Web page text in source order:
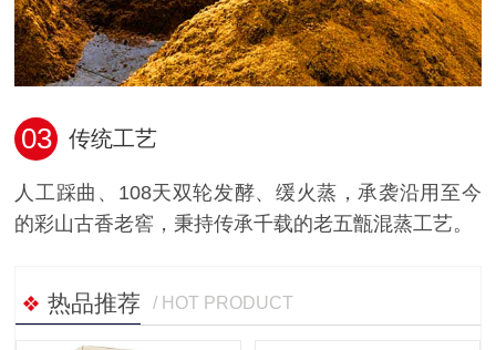
03 传统工艺
人工踩曲、108天双轮发酵、缓火蒸，承袭沿用至今
的彩山古香老窖，秉持传承千载的老五甑混蒸工艺。
热品推荐 / HOT PRODUCT